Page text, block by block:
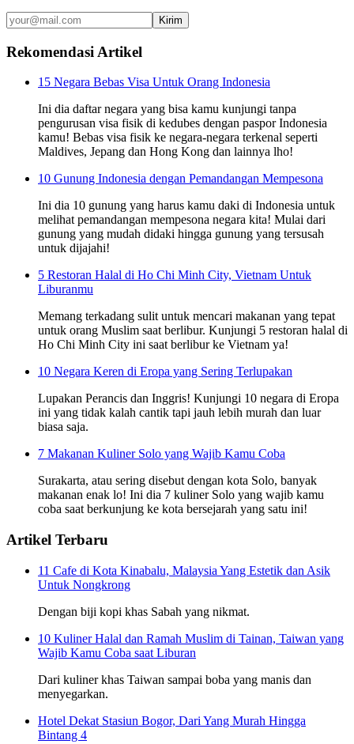
Kirim
Rekomendasi Artikel
15 Negara Bebas Visa Untuk Orang Indonesia
Ini dia daftar negara yang bisa kamu kunjungi tanpa
pengurusan visa fisik di kedubes dengan paspor Indonesia
kamu! Bebas visa fisik ke negara-negara terkenal seperti
Maldives, Jepang dan Hong Kong dan lainnya lho!
10 Gunung Indonesia dengan Pemandangan Mempesona
Ini dia 10 gunung yang harus kamu daki di Indonesia untuk
melihat pemandangan mempesona negara kita! Mulai dari
gunung yang mudah didaki hingga gunung yang tersusah
untuk dijajahi!
5 Restoran Halal di Ho Chi Minh City, Vietnam Untuk
Liburanmu
Memang terkadang sulit untuk mencari makanan yang tepat
untuk orang Muslim saat berlibur. Kunjungi 5 restoran halal di
Ho Chi Minh City ini saat berlibur ke Vietnam ya!
10 Negara Keren di Eropa yang Sering Terlupakan
Lupakan Perancis dan Inggris! Kunjungi 10 negara di Eropa
ini yang tidak kalah cantik tapi jauh lebih murah dan luar
biasa saja.
7 Makanan Kuliner Solo yang Wajib Kamu Coba
Surakarta, atau sering disebut dengan kota Solo, banyak
makanan enak lo! Ini dia 7 kuliner Solo yang wajib kamu
coba saat berkunjung ke kota bersejarah yang satu ini!
Artikel Terbaru
11 Cafe di Kota Kinabalu, Malaysia Yang Estetik dan Asik
Untuk Nongkrong
Dengan biji kopi khas Sabah yang nikmat.
10 Kuliner Halal dan Ramah Muslim di Tainan, Taiwan yang
Wajib Kamu Coba saat Liburan
Dari kuliner khas Taiwan sampai boba yang manis dan
menyegarkan.
Hotel Dekat Stasiun Bogor, Dari Yang Murah Hingga
Bintang 4